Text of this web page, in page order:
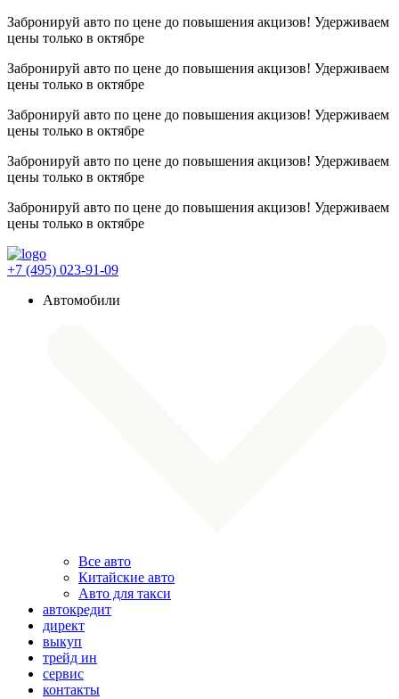
Забронируй авто по цене до повышения акцизов! Удерживаем
цены только в октябре
Забронируй авто по цене до повышения акцизов! Удерживаем
цены только в октябре
Забронируй авто по цене до повышения акцизов! Удерживаем
цены только в октябре
Забронируй авто по цене до повышения акцизов! Удерживаем
цены только в октябре
Забронируй авто по цене до повышения акцизов! Удерживаем
цены только в октябре
+7 (495) 023-91-09
Автомобили
Все авто
Китайские авто
Авто для такси
автокредит
директ
выкуп
трейд ин
сервис
контакты